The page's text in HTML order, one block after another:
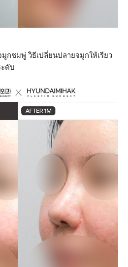
กชมพู่ วิธีเปลี่ยนปลายจมูกให้เรียว
ะดับ